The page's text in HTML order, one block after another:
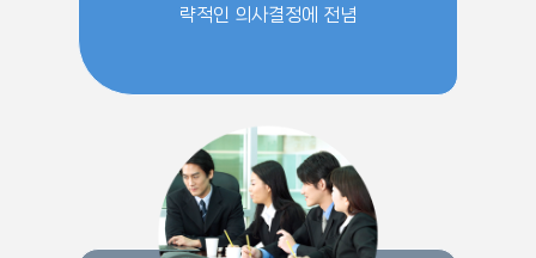
략적인 의사결정에 전념